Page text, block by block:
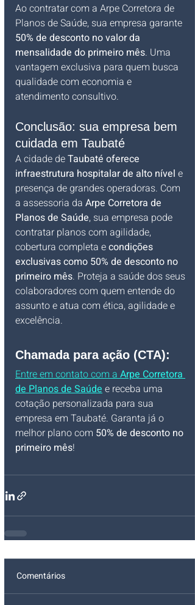
Ao contratar com a Arpe Corretora de
Planos de Saúde, sua empresa garante
50% de desconto no valor da
mensalidade do primeiro mês. Uma
vantagem exclusiva para quem busca
qualidade com economia e
atendimento consultivo.
Conclusão: sua empresa bem
cuidada em Taubaté
A cidade de Taubaté oferece
infraestrutura hospitalar de alto nível e
presença de grandes operadoras. Com
a assessoria da Arpe Corretora de
Planos de Saúde, sua empresa pode
contratar planos com agilidade,
cobertura completa e condições
exclusivas como 50% de desconto no
primeiro mês. Proteja a saúde dos seus
colaboradores com quem entende do
assunto e atua com ética, agilidade e
excelência.
Chamada para ação (CTA):
Entre em contato com a Arpe Corretora
de Planos de Saúde e receba uma
cotação personalizada para sua
empresa em Taubaté. Garanta já o
melhor plano com 50% de desconto no
primeiro mês!
Comentários